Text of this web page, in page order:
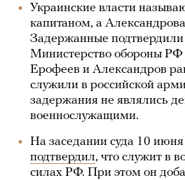
Украинские власти
капитаном, а
Задержанные подтвердили
Министерство обороны РФ
Ерофеев и Александров
служили в российской
задержания не являлись
военнослужащими.
На заседании суда 10
подтвердил, что служит в
силах РФ. При этом он